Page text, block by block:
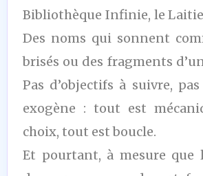
Bibliothèque Infinie, le
Des noms qui sonnent
brisés ou des fragments
Pas d’objectifs à suivre,
exogène : tout est
choix, tout est boucle.
Et pourtant, à mesure que